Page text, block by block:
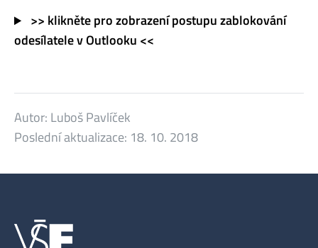
>> klikněte pro zobrazení postupu zablokování
odesílatele v Outlooku <<
Autor: Luboš Pavlíček
Poslední aktualizace: 18. 10. 2018